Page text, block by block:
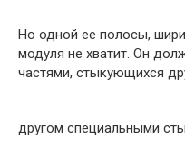
Но одной ее полосы,
модуля не хватит. Он
частями, стыкующихся
другом специальными